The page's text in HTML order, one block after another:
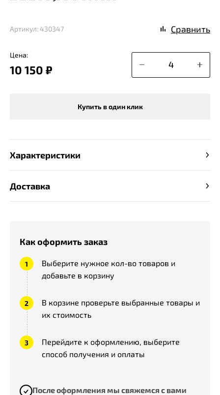
Цена:
10 150 ₽
Купить в один клик
Артикул: 430347 Сравнить
Как оформить заказ
Выберите нужное кол-во товаров и
добавьте в корзину
В корзине проверьте выбранные товары и
их стоимость
Перейдите к оформлению, выберите
способ получения и оплаты
После оформления мы свяжемся с вами
Характеристики
Доставка